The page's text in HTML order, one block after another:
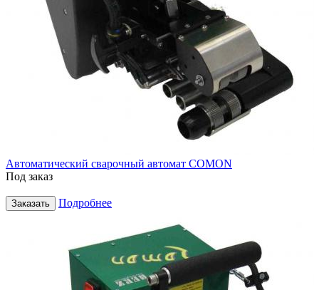
Автоматический сварочный автомат COMON
Под заказ
Заказать Подробнее